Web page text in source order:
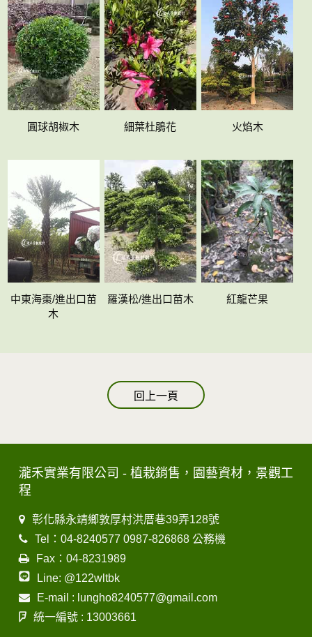
圓球胡椒木 細葉杜鵑花 火焰木
中東海棗/進出口苗
木
羅漢松/進出口苗木 紅龍芒果
回上一頁
瀧禾實業有限公司 - 植栽銷售，園藝資材，景觀工
程
彰化縣永靖鄉敦厚村洪厝巷39弄128號
Tel：04-8240577 0987-826868 公務機
Fax：04-8231989
Line: @122wltbk
E-mail : lungho8240577@gmail.com
統一編號 : 13003661